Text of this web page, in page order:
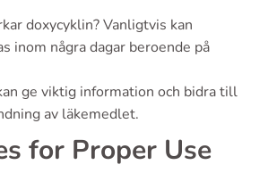
doxycyklin? Vanligtvis kan
inom några dagar beroende på
ge viktig information och bidra till
av läkemedlet.
for Proper Use